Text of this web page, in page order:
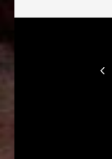
navigation